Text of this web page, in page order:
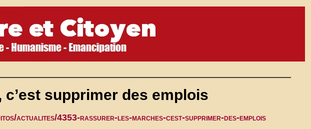
supprimer des emplois
actualites/4353-rassurer-les-marches-cest-supprimer-des-emplois